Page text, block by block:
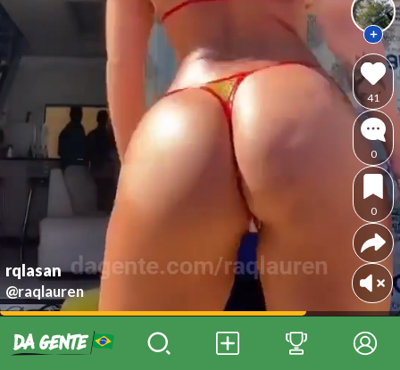
rqlasan
@raqlauren
41
0
0